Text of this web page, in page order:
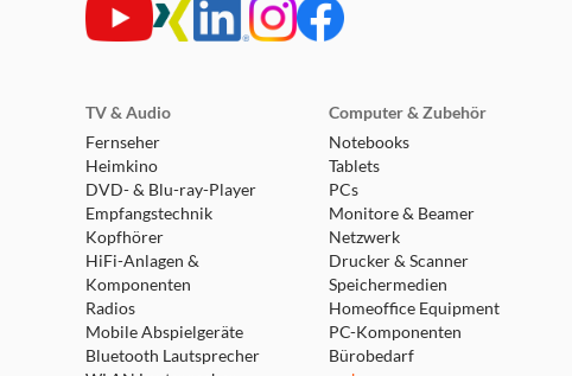
TV & Audio
Fernseher
Heimkino
DVD- & Blu-ray-Player
Empfangstechnik
Kopfhörer
HiFi-Anlagen &
Komponenten
Radios
Mobile Abspielgeräte
Bluetooth Lautsprecher
Computer & Zubehör
Notebooks
Tablets
PCs
Monitore & Beamer
Netzwerk
Drucker & Scanner
Speichermedien
Homeoffice Equipment
PC-Komponenten
Bürobedarf